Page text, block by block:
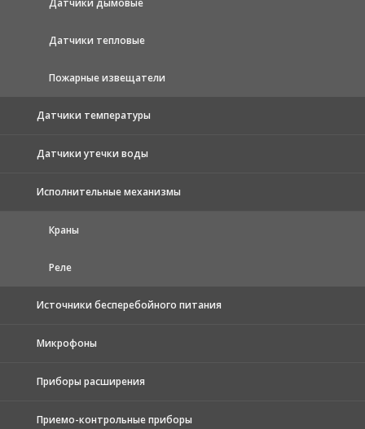
Датчики тепловые
Пожарные извещатели
Датчики температуры
Датчики утечки воды
Исполнительные механизмы
Краны
Реле
Источники бесперебойного питания
Микрофоны
Приборы расширения
Приемо-контрольные приборы